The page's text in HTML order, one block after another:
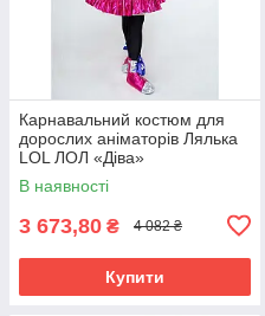
Карнавальний костюм для
дорослих аніматорів Лялька
LOL ЛОЛ «Діва»
В наявності
3 673,80 ₴ 4 082 ₴
Купити